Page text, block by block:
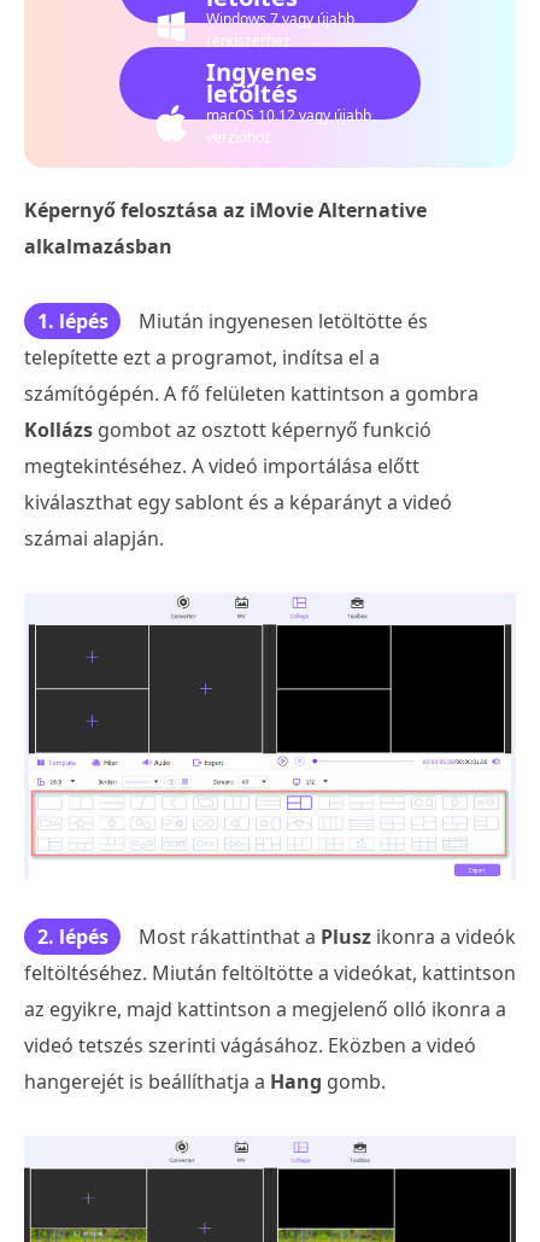
Windows 7 vagy újabb
rendszerhez
Ingyenes
letöltés
macOS 10.12 vagy újabb
verzióhoz
Képernyő felosztása az iMovie Alternative
alkalmazásban
1. lépés
Miután ingyenesen letöltötte és
telepítette ezt a programot, indítsa el a
számítógépén. A fő felületen kattintson a gombra
Kollázs gombot az osztott képernyő funkció
megtekintéséhez. A videó importálása előtt
kiválaszthat egy sablont és a képarányt a videó
számai alapján.
2. lépés Most rákattinthat a Plusz ikonra a videók
feltöltéséhez. Miután feltöltötte a videókat, kattintson
az egyikre, majd kattintson a megjelenő olló ikonra a
videó tetszés szerinti vágásához. Eközben a videó
hangerejét is beállíthatja a Hang gomb.